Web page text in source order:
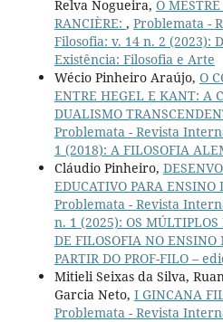
Relva Nogueira, O
RANCIÈRE: , Problemata -
Filosofia: v. 14 n. 2 (2023):
Existência: Filosofia e Arte
Wécio Pinheiro Araújo, O
ENTRE HEGEL E KANT: A
DUALISMO
Problemata - Revista
1 (2018): A FILOSOFIA
Cláudio Pinheiro,
EDUCATIVO PARA ENSINO
Problemata - Revista
n. 1 (2025): OS
DE FILOSOFIA NO
PARTIR DO PROF-FILO –
Mitieli Seixas da Silva,
Garcia Neto, I GINCANA
Problemata - Revista